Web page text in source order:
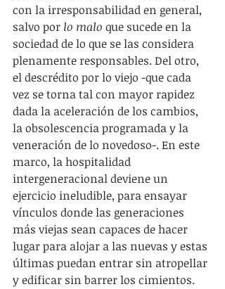
con la irresponsabilidad en general,
salvo por lo malo que sucede en la
sociedad de lo que se las considera
plenamente responsables. Del otro,
el descrédito por lo viejo -que cada
vez se torna tal con mayor rapidez
dada la aceleración de los cambios,
la obsolescencia programada y la
veneración de lo novedoso-. En este
marco, la hospitalidad
intergeneracional deviene un
ejercicio ineludible, para ensayar
vínculos donde las generaciones
más viejas sean capaces de hacer
lugar para alojar a las nuevas y estas
últimas puedan entrar sin atropellar
y edificar sin barrer los cimientos.